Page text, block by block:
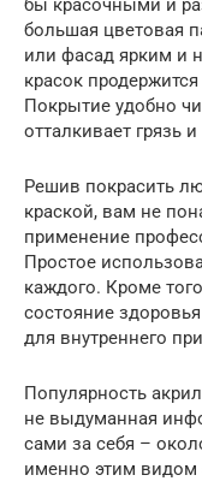
бы красочными и
большая цветовая
или фасад ярким и
красок
Покрытие удобно
отталкивает грязь
Решив покрасить
краской, вам не
применение
Простое
каждого. Кроме
состояние
для внутреннего
Популярность
не выдуманная
сами за себя –
именно этим видом